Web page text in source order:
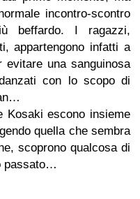
incontro-scontro
beffardo. I ragazzi,
appartengono infatti a
una sanguinosa
con lo scopo di
Kosaki escono insieme
quella che sembra
scoprono qualcosa di
passato…